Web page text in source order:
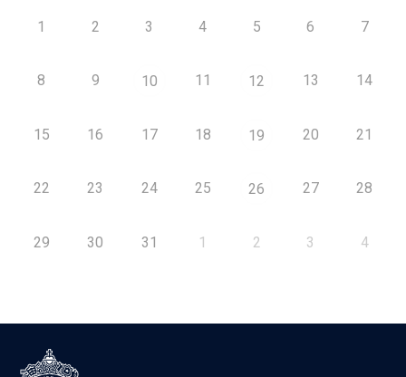
1 2 3 4 5 6 7
8 9 10 11 12 13 14
15 16 17 18 19 20 21
22 23 24 25 26 27 28
29 30 31 1 2 3 4